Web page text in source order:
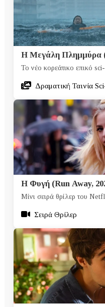
Η Μεγάλη Πλημμύρα
Το νέο κορεάτικο επικό
Δραματική Ταινία
Η Φυγή (Run Away,
Μίνι σειρά θρίλερ του
Σειρά Θρίλερ